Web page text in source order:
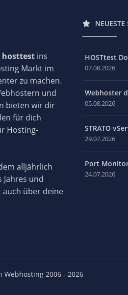
hosttest ins
Markt im
zu machen.
und
bieten wir dir
für dich
Hosting-
alljährlich
Jahres und
über deine
NEUESTE
HOSTtest
07.08.2026
Webhoster
05.08.2026
STRATO
29.07.2026
Port
24.07.2026
Webhosting 2006 - 2026